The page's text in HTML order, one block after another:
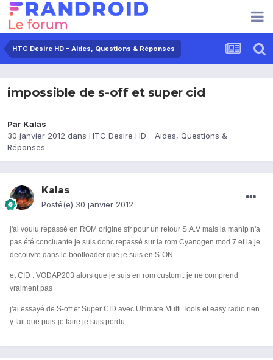
HTC Desire HD - Aides, Questions & Réponses
impossible de s-off et super cid
Par Kalas
30 janvier 2012 dans HTC Desire HD - Aides, Questions &
Réponses
Kalas
Posté(e) 30 janvier 2012
j'ai voulu repassé en ROM origine sfr pour un retour S.A.V mais la manip n'a
pas été concluante je suis donc repassé sur la rom Cyanogen mod 7 et la je
decouvre dans le bootloader que je suis en S-ON
et CID : VODAP203 alors que je suis en rom custom.. je ne comprend
vraiment pas
j'ai essayé de S-off et Super CID avec Ultimate Multi Tools et easy radio rien
y fait que puis-je faire je suis perdu.